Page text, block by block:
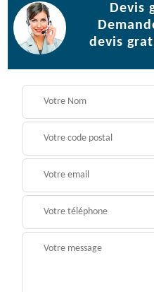
Devis
devis